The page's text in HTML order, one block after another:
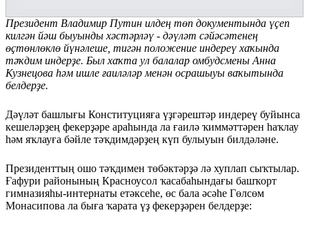
Президент Владимир Путин илдең төп документында үҫеп
килгән йәш быуынды хәстәрләү - дәүләт сәйәсәтенең
өҫтөнлөклө йүнәлеше, тигән положение индереү хаҡында
тәҡдим индерҙе. Был хаҡта ул балалар омбудсмены Анна
Кузнецова һәм ишле ғаиләләр менән осрашыуы ваҡытында
белдерҙе.
Дәүләт башлығы Конституцияға үҙгәрештәр индереү буйынса
кешеләрҙең фекерҙәре араһында ла ғаилә ҡиммәттәрен һаҡлау
һәм яҡлауға бәйле тәҡдимдәрҙең күп булыуын билдәләне.
Президенттың ошо тәҡдимен төбәктәрҙә лә хуплап сыҡтылар.
Ғафури районының Красноусол ҡасабаһындағы башҡорт
гимназияһы-интернаты етәксеһе, өс бала әсәһе Гөлсөм
Монасипова ла быға ҡарата үҙ фекерҙәрен белдерҙе: